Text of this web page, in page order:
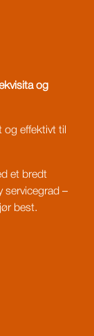
og
og effektivt til
et bredt
servicegrad –
best.